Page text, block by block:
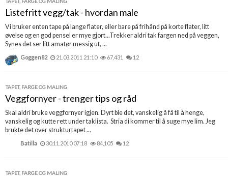
Listefritt vegg/tak - hvordan male
Vi bruker enten tape på lange flater, eller bare på frihånd på korte flater, litt
øvelse og en god pensel er mye gjort...Trekker aldri tak fargen ned på veggen,
Synes det ser litt amatør messig ut, ...
Goggen82 21.03.2011 21:10 67,431 12
TAPET, FARGE OG MALING
Veggfornyer - trenger tips og råd
Skal aldri bruke veggfornyer igjen. Dyrt ble det, vanskelig å få til å henge,
vanskelig og kutte rett under taklista. Stria di kommer til å suge mye lim. Jeg
brukte det over strukturtapet ...
Batilla 30.11.2010 07:18 84,105 12
TAPET, FARGE OG MALING